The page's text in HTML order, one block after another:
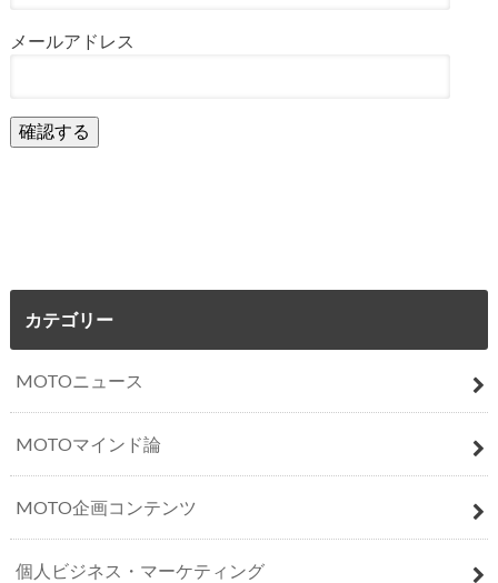
メールアドレス
カテゴリー
MOTOニュース
MOTOマインド論
MOTO企画コンテンツ
個人ビジネス・マーケティング